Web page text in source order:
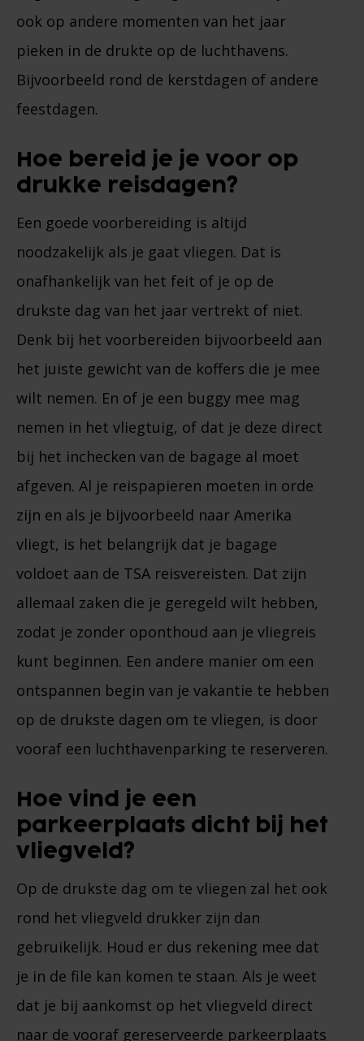
ook op andere momenten van het jaar
pieken in de drukte op de luchthavens.
Bijvoorbeeld rond de kerstdagen of andere
feestdagen.
Hoe bereid je je voor op
drukke reisdagen?
Een goede voorbereiding is altijd
noodzakelijk als je gaat vliegen. Dat is
onafhankelijk van het feit of je op de
drukste dag van het jaar vertrekt of niet.
Denk bij het voorbereiden bijvoorbeeld aan
het juiste gewicht van de koffers die je mee
wilt nemen. En of je een buggy mee mag
nemen in het vliegtuig, of dat je deze direct
bij het inchecken van de bagage al moet
afgeven. Al je reispapieren moeten in orde
zijn en als je bijvoorbeeld naar Amerika
vliegt, is het belangrijk dat je bagage
voldoet aan de TSA reisvereisten. Dat zijn
allemaal zaken die je geregeld wilt hebben,
zodat je zonder oponthoud aan je vliegreis
kunt beginnen. Een andere manier om een
ontspannen begin van je vakantie te hebben
op de drukste dagen om te vliegen, is door
vooraf een luchthavenparking te reserveren.
Hoe vind je een
parkeerplaats dicht bij het
vliegveld?
Op de drukste dag om te vliegen zal het ook
rond het vliegveld drukker zijn dan
gebruikelijk. Houd er dus rekening mee dat
je in de file kan komen te staan. Als je weet
dat je bij aankomst op het vliegveld direct
naar de vooraf gereserveerde parkeerplaats